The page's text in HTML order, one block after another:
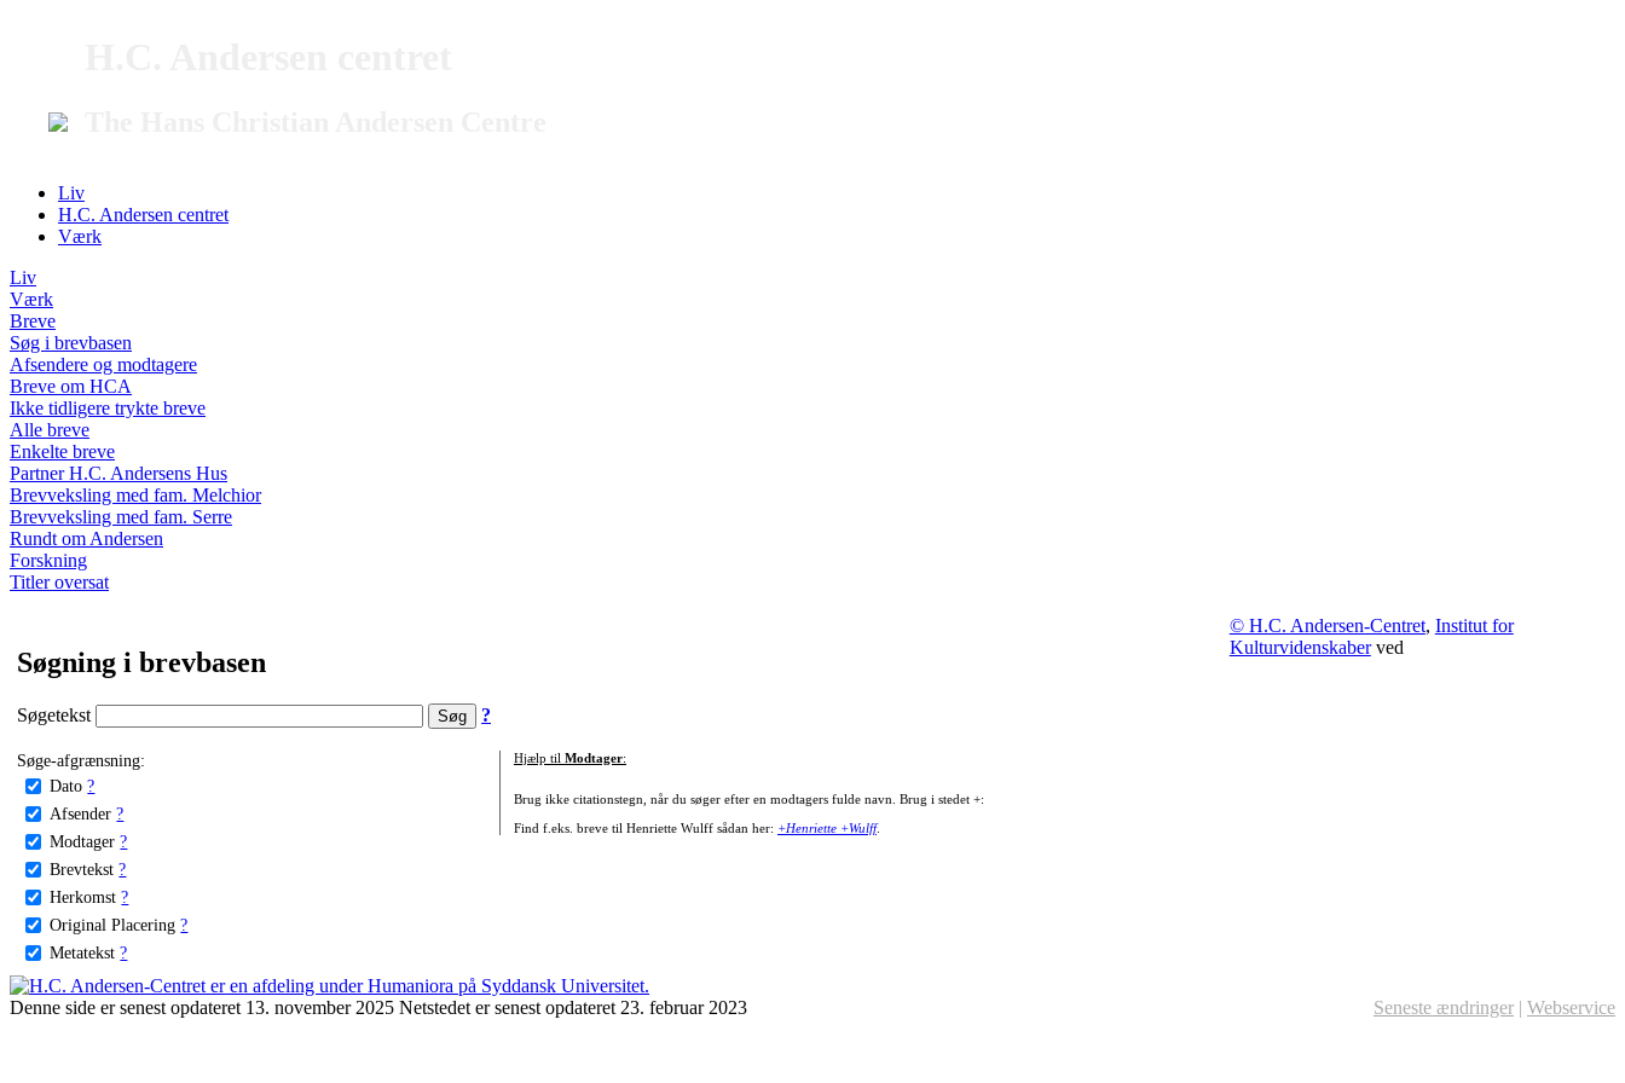
Liv
H.C. Andersen centret
Værk
Liv
Værk
Breve
Søg i brevbasen
Afsendere og modtagere
Breve om HCA
Ikke tidligere trykte breve
Alle breve
Enkelte breve
Partner H.C. Andersens Hus
Brevveksling med fam. Melchior
Brevveksling med fam. Serre
Rundt om Andersen
Forskning
Titler oversat
Søgning i brevbasen
Søgetekst ?
Søge-afgrænsning:
Dato ?
Afsender ?
Modtager ?
Brevtekst ?
Herkomst ?
Original Placering ?
Metatekst ?
Hjælp til Modtager:
Brug ikke citationstegn, når du søger efter en modtagers fulde navn. Brug i stedet +:
Find f.eks. breve til Henriette Wulff sådan her: +Henriette +Wulff.
© H.C. Andersen-Centret, Institut for
Kulturvidenskaberved
Denne side er senest opdateret 13. november 2025 Netstedet er senest opdateret 23. februar 2023 Seneste ændringer | Webservice